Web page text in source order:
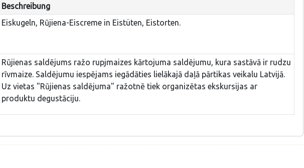
Beschreibung
Eiskugeln, Rūjiena-Eiscreme in Eistüten, Eistorten.
Rūjienas saldējums ražo rupjmaizes kārtojuma saldējumu, kura sastāvā ir rudzu
rīvmaize. Saldējumu iespējams iegādāties lielākajā daļā pārtikas veikalu Latvijā.
Uz vietas "Rūjienas saldējuma" ražotnē tiek organizētas ekskursijas ar
produktu degustāciju.